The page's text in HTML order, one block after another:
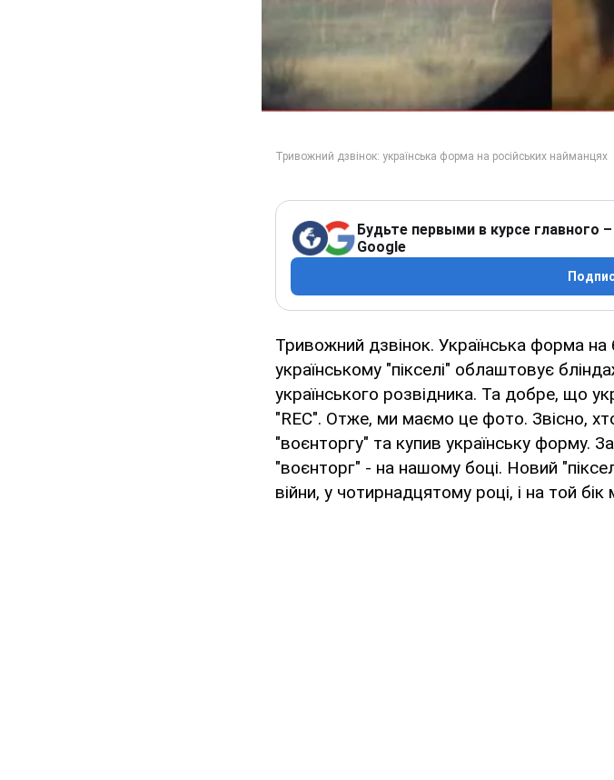
Будьте первыми в курсе главного
Google
Тривожний дзвінок. Українська форма
українському "пікселі" облаштовує
українського розвідника. Та добре, що
"REC". Отже, ми маємо це фото. Звісно,
"воєнторгу" та купив українську форму.
"воєнторг" - на нашому боці. Новий
війни, у чотирнадцятому році, і на той